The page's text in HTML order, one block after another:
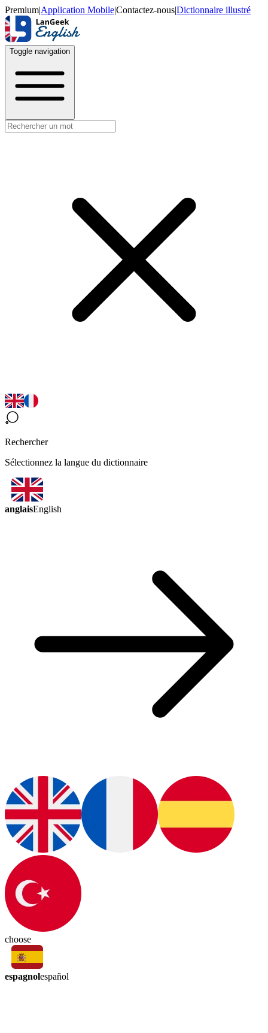
Premium|Application Mobile|Contactez-nous|Dictionnaire illustré
Toggle navigation
Rechercher
Sélectionnez la langue du dictionnaire
anglaisEnglish
choose
espagnolespañol